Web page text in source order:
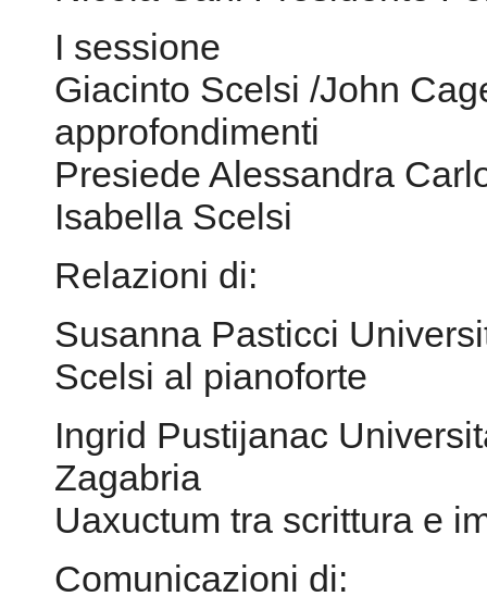
I sessione
Giacinto Scelsi /John
approfondimenti
Presiede Alessandra
Isabella Scelsi
Relazioni di:
Susanna Pasticci
Scelsi al pianoforte
Ingrid Pustijanac
Zagabria
Uaxuctum tra scrittura e
Comunicazioni di: